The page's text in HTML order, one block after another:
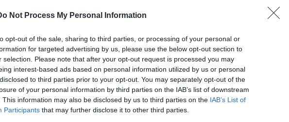
Not Process My Personal Information
opt-out of the sale, sharing to third parties, or processing of your personal or
for targeted advertising by us, please use the below opt-out section to
selection. Please note that after your opt-out request is processed you may
interest-based ads based on personal information utilized by us or personal
to third parties prior to your opt-out. You may separately opt-out of the
of your personal information by third parties on the IAB’s list of downstream
This information may also be disclosed by us to third parties on the IAB’s List of
Participants that may further disclose it to other third parties.